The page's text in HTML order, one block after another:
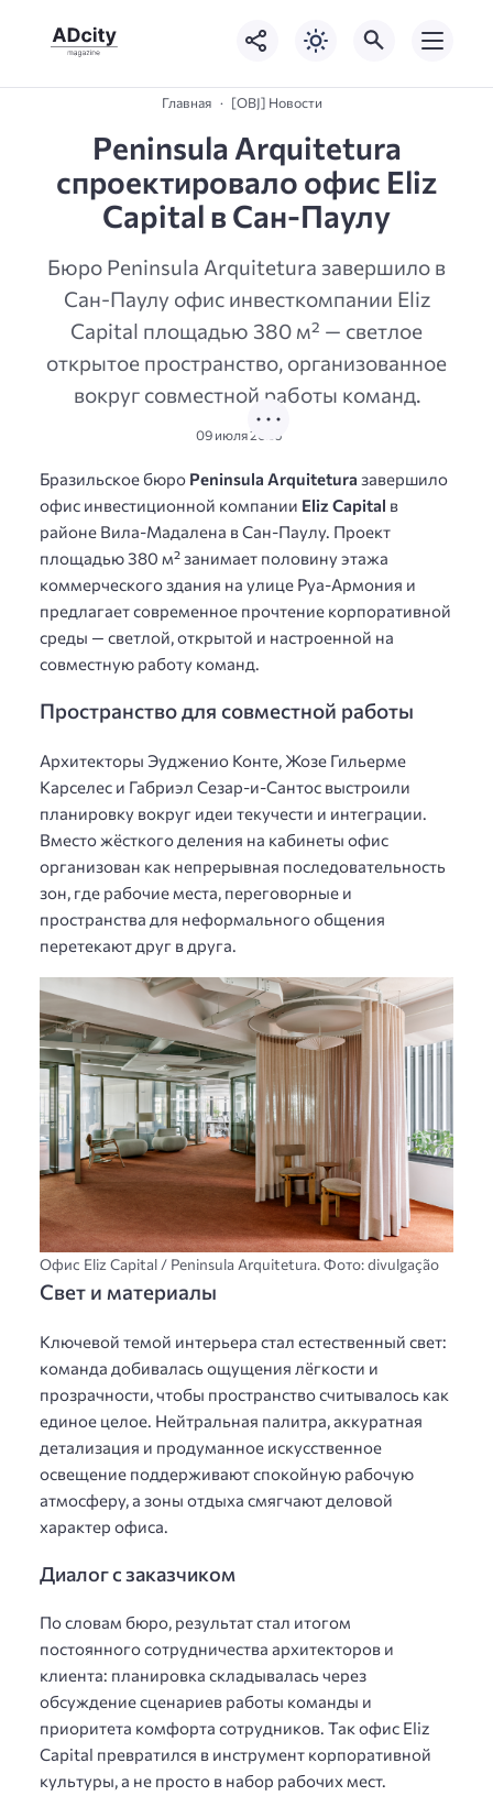
Главная [OBJ] Новости
Peninsula Arquitetura
спроектировало офис Eliz
Capital в Сан-Паулу
Бюро Peninsula Arquitetura завершило в
Сан-Паулу офис инвесткомпании Eliz
Capital площадью 380 м² — светлое
открытое пространство, организованное
вокруг совместной работы команд.
09 июля 2026
Бразильское бюро Peninsula Arquitetura завершило
офис инвестиционной компании Eliz Capital в
районе Вила-Мадалена в Сан-Паулу. Проект
площадью 380 м² занимает половину этажа
коммерческого здания на улице Руа-Армония и
предлагает современное прочтение корпоративной
среды — светлой, открытой и настроенной на
совместную работу команд.
Пространство для совместной работы
Архитекторы Эудженио Конте, Жозе Гильерме
Карселес и Габриэл Сезар-и-Сантос выстроили
планировку вокруг идеи текучести и интеграции.
Вместо жёсткого деления на кабинеты офис
организован как непрерывная последовательность
зон, где рабочие места, переговорные и
пространства для неформального общения
перетекают друг в друга.
Офис Eliz Capital / Peninsula Arquitetura. Фото: divulgação
Свет и материалы
Ключевой темой интерьера стал естественный свет:
команда добивалась ощущения лёгкости и
прозрачности, чтобы пространство считывалось как
единое целое. Нейтральная палитра, аккуратная
детализация и продуманное искусственное
освещение поддерживают спокойную рабочую
атмосферу, а зоны отдыха смягчают деловой
характер офиса.
Диалог с заказчиком
По словам бюро, результат стал итогом
постоянного сотрудничества архитекторов и
клиента: планировка складывалась через
обсуждение сценариев работы команды и
приоритета комфорта сотрудников. Так офис Eliz
Capital превратился в инструмент корпоративной
культуры, а не просто в набор рабочих мест.